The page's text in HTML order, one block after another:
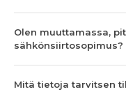
Olen muuttamassa,
sähkönsiirtosopimus?
Mitä tietoja tarvitsen